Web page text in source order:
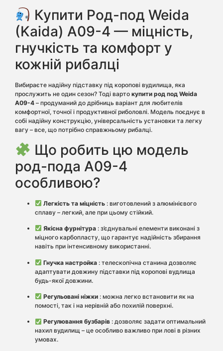
Купити Род-под Weida
(Kaida) A09-4 — міцність,
гнучкість та комфорт у
кожній рибалці
Вибираєте надійну підставку під коропові вудилища, яка
прослужить не один сезон? Тоді варто купити род под Weida
A09-4 – продуманий до дрібниць варіант для любителів
комфортної, точної і продуктивної риболовлі. Модель поєднує в
собі надійну конструкцію, універсальність установки та легку
вагу – все, що потрібно справжньому рибалці.
Що робить цю модель
род-пода A09-4
особливою?
Легкість та міцність: виготовлений з алюмінієвого
сплаву – легкий, але при цьому стійкий.
Якісна фурнітура: з’єднувальні елементи виконані з
міцного карбопласту, що гарантує надійність збирання
навіть при інтенсивному використанні.
Гнучка настройка: телескопічна станина дозволяє
адаптувати довжину підставки під коропові вудлища
будь-якої довжини.
Регульовані ніжки: можна легко встановити як на
помості, так і на нерівній або похилій поверхні.
Регулювання бузбарів: дозволяє задати оптимальний
нахил вудилищ – це особливо важливо при лові в різних
умовах.